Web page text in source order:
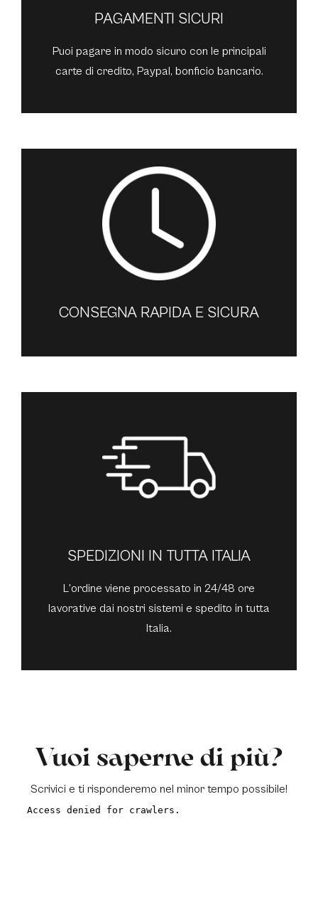
PAGAMENTI SICURI
Puoi pagare in modo sicuro con le principali
carte di credito, Paypal, bonficio bancario.
CONSEGNA RAPIDA E SICURA
SPEDIZIONI IN TUTTA ITALIA
L'ordine viene processato in 24/48 ore
lavorative dai nostri sistemi e spedito in tutta
Italia.
Vuoi saperne di più?
Scrivici e ti risponderemo nel minor tempo possibile!